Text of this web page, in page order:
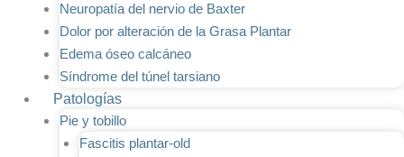
Neuropatía del nervio de Baxter
Dolor por alteración de la Grasa Plantar
Edema óseo calcáneo
Síndrome del túnel tarsiano
Patologías
Pie y tobillo
Fascitis plantar-old